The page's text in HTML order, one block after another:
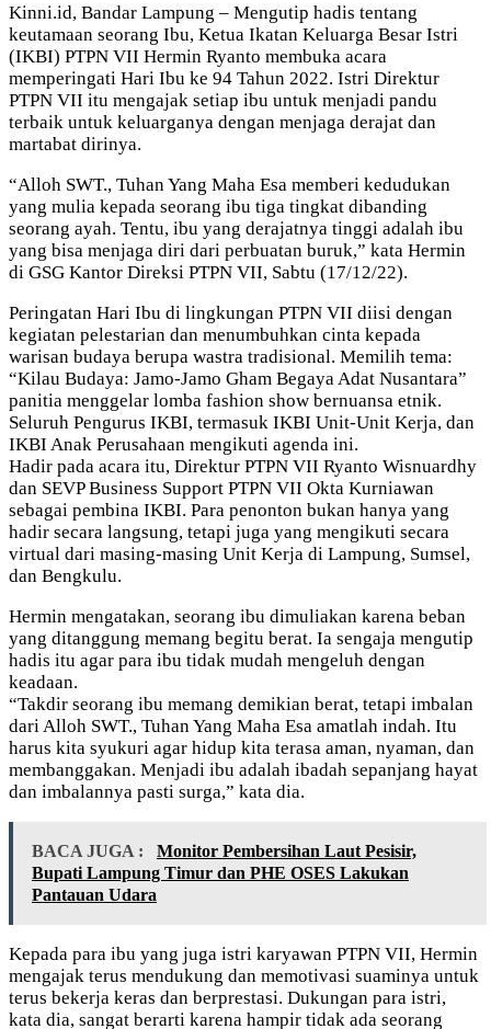
Kinni.id, Bandar Lampung – Mengutip hadis tentang
keutamaan seorang Ibu, Ketua Ikatan Keluarga Besar Istri
(IKBI) PTPN VII Hermin Ryanto membuka acara
memperingati Hari Ibu ke 94 Tahun 2022. Istri Direktur
PTPN VII itu mengajak setiap ibu untuk menjadi pandu
terbaik untuk keluarganya dengan menjaga derajat dan
martabat dirinya.
“Alloh SWT., Tuhan Yang Maha Esa memberi kedudukan
yang mulia kepada seorang ibu tiga tingkat dibanding
seorang ayah. Tentu, ibu yang derajatnya tinggi adalah ibu
yang bisa menjaga diri dari perbuatan buruk,” kata Hermin
di GSG Kantor Direksi PTPN VII, Sabtu (17/12/22).
Peringatan Hari Ibu di lingkungan PTPN VII diisi dengan
kegiatan pelestarian dan menumbuhkan cinta kepada
warisan budaya berupa wastra tradisional. Memilih tema:
“Kilau Budaya: Jamo-Jamo Gham Begaya Adat Nusantara”
panitia menggelar lomba fashion show bernuansa etnik.
Seluruh Pengurus IKBI, termasuk IKBI Unit-Unit Kerja, dan
IKBI Anak Perusahaan mengikuti agenda ini.
Hadir pada acara itu, Direktur PTPN VII Ryanto Wisnuardhy
dan SEVP Business Support PTPN VII Okta Kurniawan
sebagai pembina IKBI. Para penonton bukan hanya yang
hadir secara langsung, tetapi juga yang mengikuti secara
virtual dari masing-masing Unit Kerja di Lampung, Sumsel,
dan Bengkulu.
Hermin mengatakan, seorang ibu dimuliakan karena beban
yang ditanggung memang begitu berat. Ia sengaja mengutip
hadis itu agar para ibu tidak mudah mengeluh dengan
keadaan.
“Takdir seorang ibu memang demikian berat, tetapi imbalan
dari Alloh SWT., Tuhan Yang Maha Esa amatlah indah. Itu
harus kita syukuri agar hidup kita terasa aman, nyaman, dan
membanggakan. Menjadi ibu adalah ibadah sepanjang hayat
dan imbalannya pasti surga,” kata dia.
BACA JUGA :
Monitor Pembersihan Laut Pesisir,
Bupati Lampung Timur dan PHE OSES Lakukan
Pantauan Udara
Kepada para ibu yang juga istri karyawan PTPN VII, Hermin
mengajak terus mendukung dan memotivasi suaminya untuk
terus bekerja keras dan berprestasi. Dukungan para istri,
kata dia, sangat berarti karena hampir tidak ada seorang